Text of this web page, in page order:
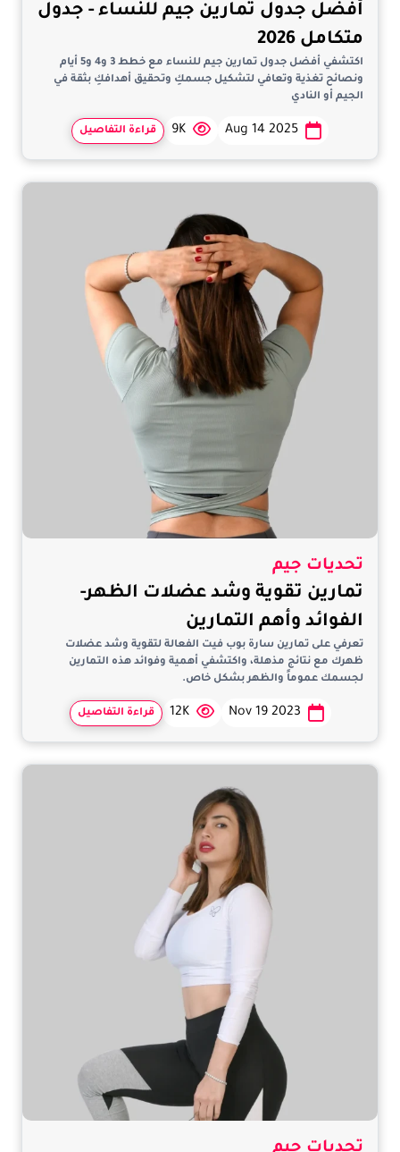
أفضل جدول تمارين جيم للنساء - جدول
متكامل 2026
اكتشفي أفضل جدول تمارين جيم للنساء مع خطط 3 و4 و5 أيام
ونصائح تغذية وتعافي لتشكيل جسمكِ وتحقيق أهدافكِ بثقة في
الجيم أو النادي
Aug 14 2025
9K قراءة التفاصيل
تحديات جيم
تمارين تقوية وشد عضلات الظهر-
الفوائد وأهم التمارين
تعرفي على تمارين سارة بوب فيت الفعالة لتقوية وشد عضلات
ظهرك مع نتائج مذهلة، واكتشفي أهمية وفوائد هذه التمارين
لجسمك عموماً والظهر بشكل خاص.
Nov 19 2023
12K قراءة التفاصيل
تحديات جيم